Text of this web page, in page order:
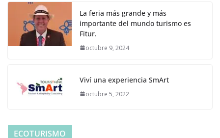
La feria más grande y más
importante del mundo turismo es
Fitur.
octubre 9, 2024
Viví una experiencia SmArt
octubre 5, 2022
ECOTURISMO